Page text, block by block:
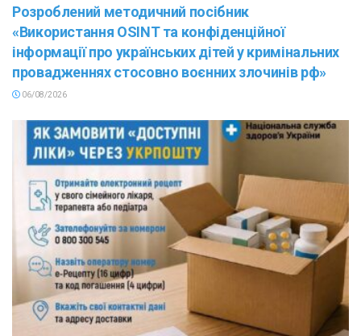
Розроблений методичний посібник
«Використання OSINT та конфіденційної
інформації про українських дітей у кримінальних
провадженнях стосовно воєнних злочинів рф»
06/08/2026